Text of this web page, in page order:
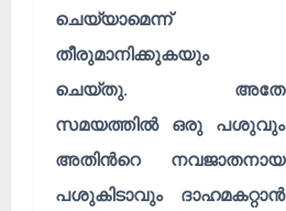
ചെയ്യാമെന്ന്
തീരുമാനിക്കുകയും
ചെയ്തു. അതേ
സമയത്തിൽ ഒരു പശുവും
അതിൻറെ നവജാതനായ
പശുകിടാവും ദാഹമകറ്റാൻ